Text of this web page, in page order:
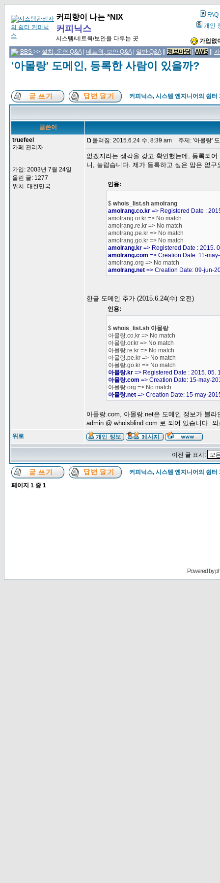
커피향이 나는 *NIX
커피닉스
시스템/네트웍/보안을 다루는 곳
FAQ
개인
가입없
BBS >> 설치, 운영 Q&A| 네트웍, 보안 Q&A| 일반 Q&A|| 정보마당| AWS
'아몰랑' 도메인, 등록한 사람이 있을까?
커피닉스, 시스템 엔지니어의 쉼터
글쓴이
truefeel
카페 관리자
가입: 2003년 7월 24일
올린 글: 1277
위치: 대한민국
올려짐: 2015.6.24 수, 8:39 am 주제: '아몰랑'
없겠지라는 생각을 갖고 확인했는데, 등록되
니, 놀랍습니다. 제가 등록하고 싶은 맘은 없구
인용:
$ whois_list.sh amolrang
amolrang.co.kr => Registered Date :
amolrang.or.kr => No match
amolrang.re.kr => No match
amolrang.pe.kr => No match
amolrang.go.kr => No match
amolrang.kr => Registered Date : 2015.
amolrang.com => Creation Date: 11-
amolrang.org => No match
amolrang.net => Creation Date: 09-jun-
한글 도메인 추가 (2015.6.24(수) 오전)
인용:
$ whois_list.sh 아몰랑
아몰랑.co.kr => No match
아몰랑.or.kr => No match
아몰랑.re.kr => No match
아몰랑.pe.kr => No match
아몰랑.go.kr => No match
아몰랑.kr => Registered Date : 2015. 05.
아몰랑.com => Creation Date: 15-may-
아몰랑.org => No match
아몰랑.net => Creation Date: 15-may-
아몰랑.com, 아몰랑.net은 도메인 정보가 블
admin @ whoisblind.com 로 되어 있습니다.
위로
이전 글 표시:
커피닉스, 시스템 엔지니어의 쉼터
페이지 1 중 1
Powered by